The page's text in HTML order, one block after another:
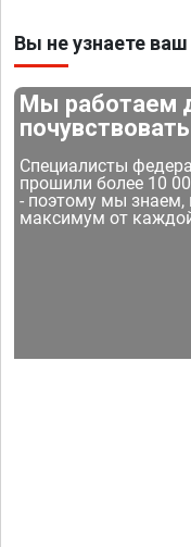
Вы не узнаете
Мы работаем
Специалисты
прошили более 10
- поэтому мы знаем,
максимум от